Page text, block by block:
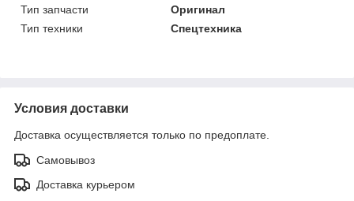
Тип запчасти
Оригинал
Тип техники
Спецтехника
Условия доставки
Доставка осуществляется только по предоплате.
Самовывоз
Доставка курьером